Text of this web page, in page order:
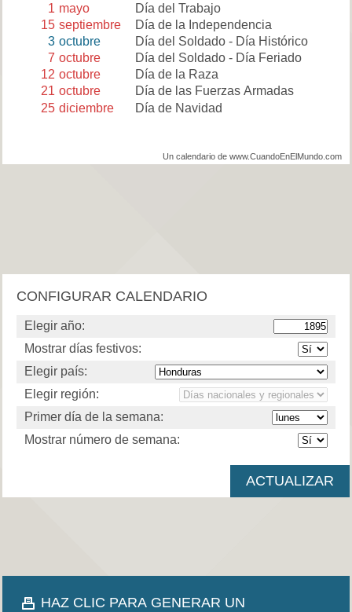
1 mayo
Día del Trabajo
15 septiembre
Día de la Independencia
3 octubre
Día del Soldado - Día Histórico
7 octubre
Día del Soldado - Día Feriado
12 octubre
Día de la Raza
21 octubre
Día de las Fuerzas Armadas
25 diciembre Día de Navidad
Un calendario de www.CuandoEnElMundo.com
CONFIGURAR CALENDARIO
Elegir año:
Mostrar días festivos:
Elegir país:
Elegir región:
Primer día de la semana:
Mostrar número de semana:
HAZ CLIC PARA GENERAR UN